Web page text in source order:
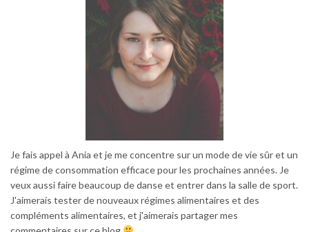
Je fais appel à Ania et je me concentre sur un mode de vie sûr et un
régime de consommation efficace pour les prochaines années. Je
veux aussi faire beaucoup de danse et entrer dans la salle de sport.
J'aimerais tester de nouveaux régimes alimentaires et des
compléments alimentaires, et j'aimerais partager mes